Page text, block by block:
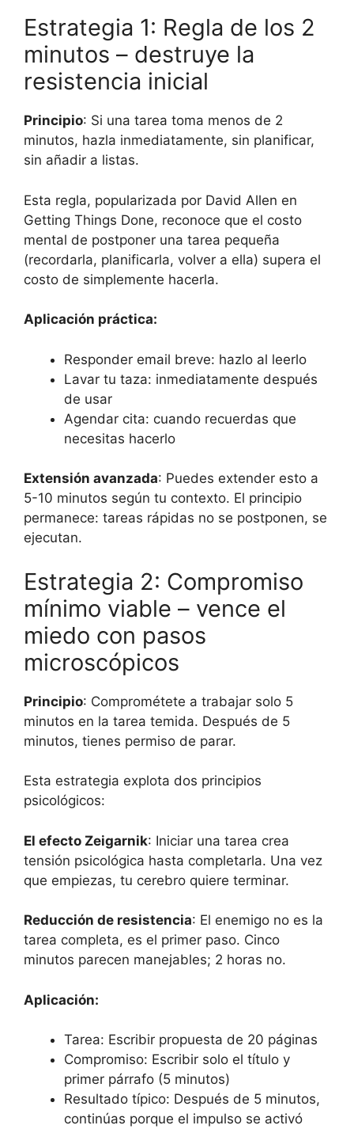
Estrategia 1: Regla de los 2
minutos – destruye la
resistencia inicial
Principio: Si una tarea toma menos de 2
minutos, hazla inmediatamente, sin planificar,
sin añadir a listas.
Esta regla, popularizada por David Allen en
Getting Things Done, reconoce que el costo
mental de postponer una tarea pequeña
(recordarla, planificarla, volver a ella) supera el
costo de simplemente hacerla.
Aplicación práctica:
Responder email breve: hazlo al leerlo
Lavar tu taza: inmediatamente después
de usar
Agendar cita: cuando recuerdas que
necesitas hacerlo
Extensión avanzada: Puedes extender esto a
5-10 minutos según tu contexto. El principio
permanece: tareas rápidas no se postponen, se
ejecutan.
Estrategia 2: Compromiso
mínimo viable – vence el
miedo con pasos
microscópicos
Principio: Comprométete a trabajar solo 5
minutos en la tarea temida. Después de 5
minutos, tienes permiso de parar.
Esta estrategia explota dos principios
psicológicos:
El efecto Zeigarnik: Iniciar una tarea crea
tensión psicológica hasta completarla. Una vez
que empiezas, tu cerebro quiere terminar.
Reducción de resistencia: El enemigo no es la
tarea completa, es el primer paso. Cinco
minutos parecen manejables; 2 horas no.
Aplicación:
Tarea: Escribir propuesta de 20 páginas
Compromiso: Escribir solo el título y
primer párrafo (5 minutos)
Resultado típico: Después de 5 minutos,
continúas porque el impulso se activó